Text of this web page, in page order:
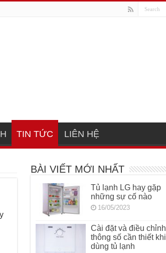
TIN TỨC LIÊN HỆ
BÀI VIẾT MỚI NHẤT
Tủ lạnh LG hay gặp
những sự cố nào
16/05/2023
Cài đặt và điều chỉnh
thông số cần thiết khi
dùng tủ lạnh